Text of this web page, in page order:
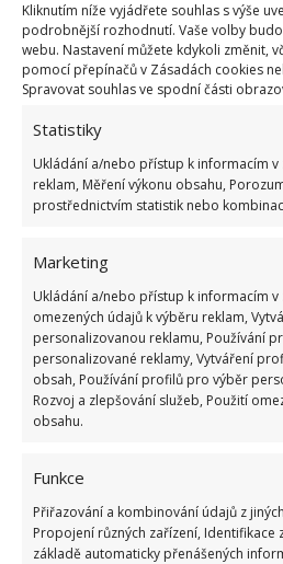
Kliknutím níže vyjádřete souhlas s výše
podrobnější rozhodnutí. Vaše volby
webu. Nastavení můžete kdykoli změnit,
pomocí přepínačů v Zásadách cookies
Spravovat souhlas ve spodní části
Statistiky
Ukládání a/nebo přístup k informacím v
reklam, Měření výkonu obsahu,
prostřednictvím statistik nebo
Marketing
Ukládání a/nebo přístup k informacím v
omezených údajů k výběru reklam,
personalizovanou reklamu, Používání
personalizované reklamy, Vytváření
obsah, Používání profilů pro výběr
Rozvoj a zlepšování služeb, Použití
obsahu.
Funkce
Přiřazování a kombinování údajů z
Propojení různých zařízení, Identifikace
základě automaticky přenášených
Zařizování obývacího pokoje
pokud víte, na co se zaměřit.
výběr nábytku. Tomu je pak
Přidejte svůj názor
KOMENTOVAT
BUĎTE PRVNÍ KDO PŘIDÁ
Vaše e-mailová adresa nebude
Komentář